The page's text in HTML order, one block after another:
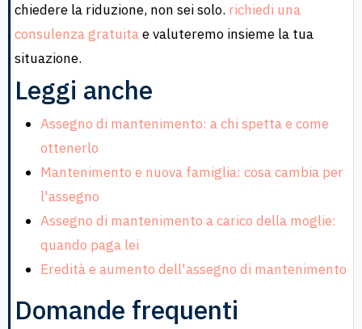
chiedere la riduzione, non sei solo. richiedi una
consulenza gratuitae valuteremo insieme la tua
situazione.
Leggi anche
Assegno di mantenimento: a chi spetta e come
ottenerlo
Mantenimento e nuova famiglia: cosa cambia per
l'assegno
Assegno di mantenimento a carico della moglie:
quando paga lei
Eredità e aumento dell'assegno di mantenimento
Domande frequenti